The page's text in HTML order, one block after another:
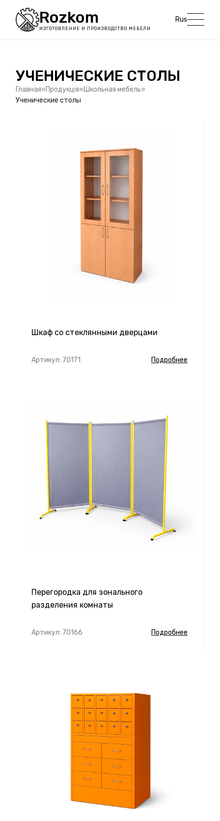
Rozkom
ИЗГОТОВЛЕНИЕ И ПРОИЗВОДСТВО МЕБЕЛИ
Rus
УЧЕНИЧЕСКИЕ СТОЛЫ
Главная Продукція
Школьная мебель
Ученические столы
Шкаф со стеклянными дверцами
Артикул: 70171 Подробнее
Перегородка для зонального
разделения комнаты
Артикул: 70166 Подробнее